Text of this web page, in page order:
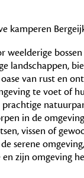
weelderige bossen
landschappen,
van rust en
te voet of
in de
vissen of
serene
en zijn omgeving